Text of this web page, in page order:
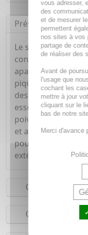
Présentation
Le spray anti-
conçu pour
apaisant les
piqûres. Sa
des ingrédients
essentielles
poivrée, reconnus
et apaisantes.
pour toute la
extérieur.
Conseils
Composition
vous adresser,
des
et de mesurer
permettent
nos sites à vos
partage de
de réaliser des
Avant de
l'usage que
cochant les
mettre à jour
cliquant sur le
bas de notre
Merci d'avance